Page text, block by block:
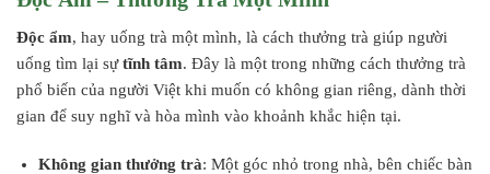
Độc ẩm, hay uống trà một mình, là cách thưởng trà giúp người
uống tìm lại sựtĩnh tâm. Đây là một trong những cách thưởng trà
phổ biến của người Việt khi muốn có không gian riêng, dành thời
gian để suy nghĩ và hòa mình vào khoảnh khắc hiện tại.
Không gian thưởng trà: Một góc nhỏ trong nhà, bên chiếc bàn